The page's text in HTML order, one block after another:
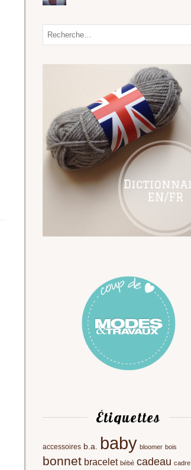
Étiquettes
accessoires b.a. baby bloomer bois
bonnet bracelet bébé cadeau cadre